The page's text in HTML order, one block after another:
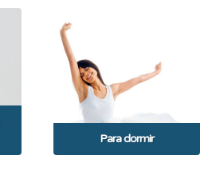
Para dormir